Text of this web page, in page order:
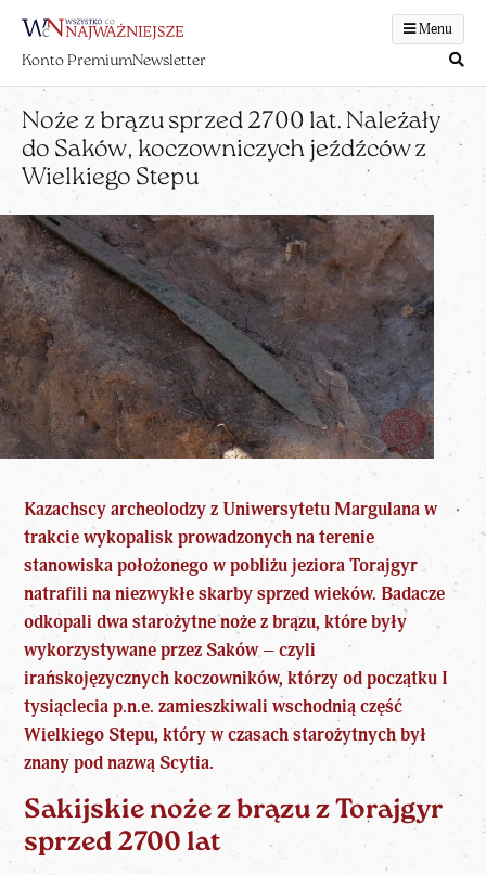
Menu
Konto PremiumNewsletter
Noże z brązu sprzed 2700 lat. Należały
do Saków, koczowniczych jeźdźców z
Wielkiego Stepu
Kazachscy archeolodzy z Uniwersytetu Margulana w
trakcie wykopalisk prowadzonych na terenie
stanowiska położonego w pobliżu jeziora Torajgyr
natrafili na niezwykłe skarby sprzed wieków. Badacze
odkopali dwa starożytne noże z brązu, które były
wykorzystywane przez Saków – czyli
irańskojęzycznych koczowników, którzy od początku I
tysiąclecia p.n.e. zamieszkiwali wschodnią część
Wielkiego Stepu, który w czasach starożytnych był
znany pod nazwą Scytia.
Sakijskie noże z brązu z Torajgyr
sprzed 2700 lat